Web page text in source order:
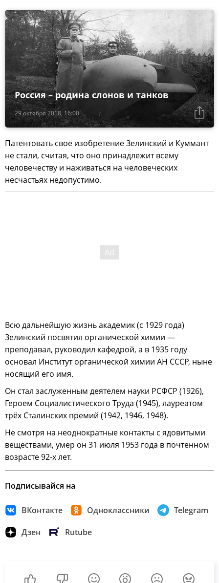
29 октября 2018, 16:00
Россия – родина слонов и танков
Патентовать свое изобретение Зелинский и Куммант
не стали, считая, что оно принадлежит всему
человечеству и наживаться на человеческих
несчастьях недопустимо.
Всю дальнейшую жизнь академик (с 1929 года)
Зелинский посвятил органической химии —
преподавал, руководил кафедрой, а в 1935 году
основал Институт органической химии АН СССР, ныне
носящий его имя.
Он стал заслуженным деятелем науки РСФСР (1926),
Героем Социалистического Труда (1945), лауреатом
трёх Сталинских премий (1942, 1946, 1948).
Не смотря на неоднократные контакты с ядовитыми
веществами, умер он 31 июля 1953 года в почтенном
возрасте 92-х лет.
Подписывайся на
ВКонтакте Одноклассники Telegram
Дзен Rutube